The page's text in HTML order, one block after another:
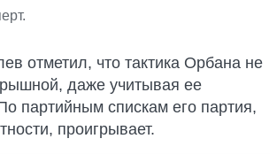
отметил, что тактика Орбана не
даже учитывая ее
партийным спискам его партия,
проигрывает.